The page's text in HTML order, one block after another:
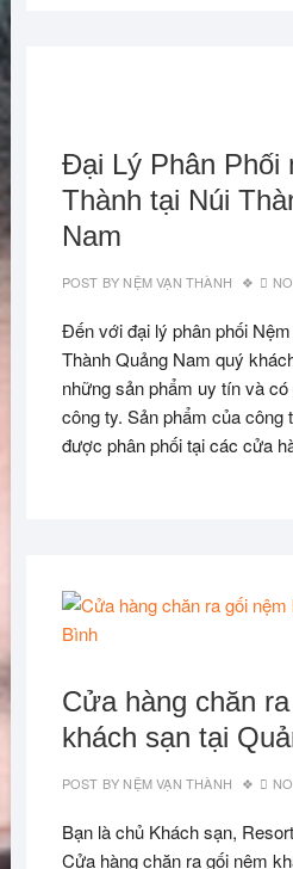
Đại Lý Phân Phối
Thành tại Núi
Nam
POST BY NỆM VẠN THÀNH
Đến với đại lý phân phối
Thành Quảng Nam quý
những sản phẩm uy tín và
công ty. Sản phẩm của công
được phân phối tại các cửa
Cửa hàng chăn
khách sạn tại
POST BY NỆM VẠN THÀNH
Bạn là chủ Khách sạn,
Cửa hàng chăn ra gối nệm